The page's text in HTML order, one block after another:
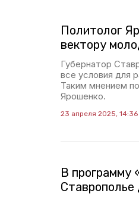
Политолог
вектору
Губернатор
все условия для
Таким мнением
Ярошенко.
23 апреля 2025, 14:36
В программу